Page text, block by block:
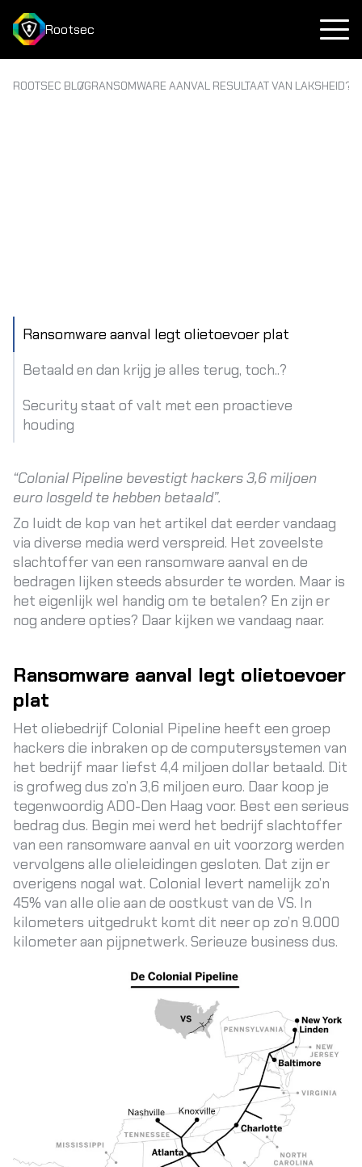
Rootsec
ROOTSEC BLOGRANSOMWARE AANVAL RESULTAAT VAN LAKSHEID?
“Colonial Pipeline bevestigt hackers 3,6 miljoen
euro losgeld te hebben betaald”.
Zo luidt de kop van het artikel dat eerder vandaag
via diverse media werd verspreid. Het zoveelste
slachtoffer van een ransomware aanval en de
bedragen lijken steeds absurder te worden. Maar is
het eigenlijk wel handig om te betalen? En zijn er
nog andere opties? Daar kijken we vandaag naar.
Ransomware aanval legt olietoevoer
plat
Het oliebedrijf Colonial Pipeline heeft een groep
hackers die inbraken op de computersystemen van
het bedrijf maar liefst 4,4 miljoen dollar betaald. Dit
is grofweg dus zo’n 3,6 miljoen euro. Daar koop je
tegenwoordig ADO-Den Haag voor. Best een serieus
bedrag dus. Begin mei werd het bedrijf slachtoffer
van een ransomware aanval en uit voorzorg werden
vervolgens alle olieleidingen gesloten. Dat zijn er
overigens nogal wat. Colonial levert namelijk zo’n
45% van alle olie aan de oostkust van de VS. In
kilometers uitgedrukt komt dit neer op zo’n 9.000
kilometer aan pijpnetwerk. Serieuze business dus.
Ransomware aanval legt olietoevoer plat
Betaald en dan krijg je alles terug, toch..?
Security staat of valt met een proactieve
houding